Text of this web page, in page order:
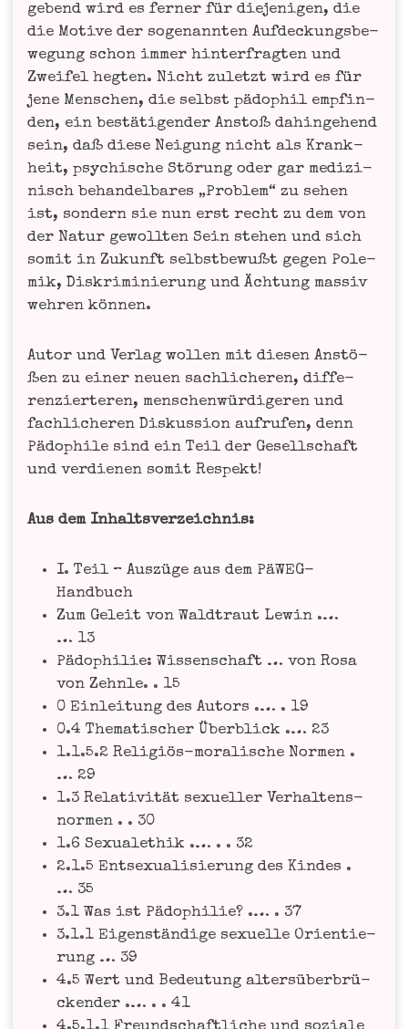
gebend wird es fer­ner für die­je­ni­gen, die
die Moti­ve der soge­nann­ten Auf­de­ckungs­be­
we­gung schon immer hin­ter­frag­ten und
Zwei­fel heg­ten. Nicht zuletzt wird es für
jene Men­schen, die selbst pädo­phil emp­fin­
den, ein bestä­ti­gen­der Anstoß dahin­ge­hend
sein, daß die­se Nei­gung nicht als Krank­
heit, psy­chi­sche Stö­rung oder gar medi­zi­
nisch behan­del­ba­res „Pro­blem“ zu sehen
ist, son­dern sie nun erst recht zu dem von
der Natur gewoll­ten Sein ste­hen und sich
somit in Zukunft selbst­be­wußt gegen Pole­
mik, Dis­kri­mi­nie­rung und Äch­tung mas­siv
weh­ren können.
Autor und Ver­lag wol­len mit die­sen Anstö­
ßen zu einer neu­en sach­li­che­ren, dif­fe­
ren­zier­te­ren, men­schen­wür­di­ge­ren und
fach­li­che­ren Dis­kus­si­on auf­ru­fen, denn
Pädo­phi­le sind ein Teil der Gesell­schaft
und ver­die­nen somit Respekt!
Aus dem Inhaltsverzeichnis:
I. Teil – Aus­zü­ge aus dem PäWEG-
Handbuch
Zum Geleit von Wald­traut Lewin .…
… 13
Pädo­phi­lie: Wis­sen­schaft … von Rosa
von Zehn­le. . 15
0 Ein­lei­tung des Autors .… . 19
0.4 The­ma­ti­scher Über­blick .… 23
1.1.5.2 Reli­gi­ös-mora­li­sche Nor­men .
… 29
1.3 Rela­ti­vi­tät sexu­el­ler Ver­hal­tens­
nor­men . . 30
1.6 Sexu­al­ethik .… . . 32
2.1.5 Ent­se­xua­li­sie­rung des Kin­des .
… 35
3.1 Was ist Pädo­phi­lie? .… . 37
3.1.1 Eigen­stän­di­ge sexu­el­le Ori­en­tie­
rung … 39
4.5 Wert und Bedeu­tung alters­über­brü­
cken­der .… . . 41